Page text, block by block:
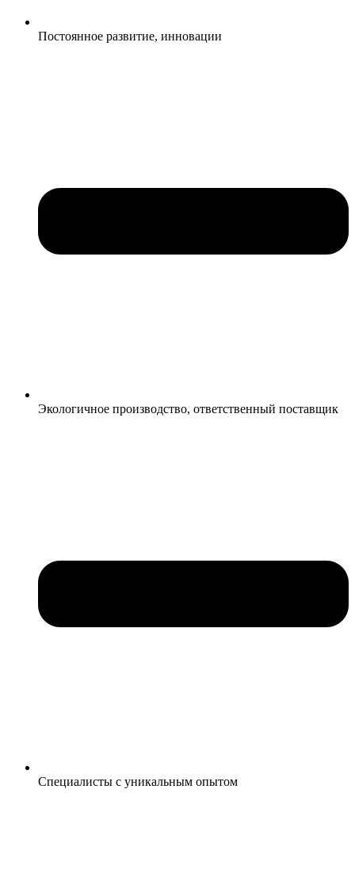
Постоянное развитие, инновации
Экологичное производство, ответственный поставщик
Специалисты с уникальным опытом